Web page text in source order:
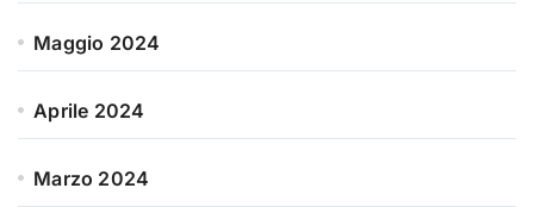
Maggio 2024
Aprile 2024
Marzo 2024